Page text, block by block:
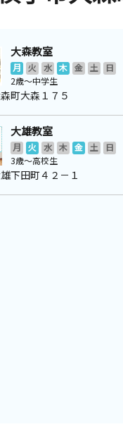
大森教室
月 火 水 木 金 土
日
2歳～中学生
町大森１７５
大雄教室
月 火 水 木 金 土
日
3歳～高校生
下田町４２－１